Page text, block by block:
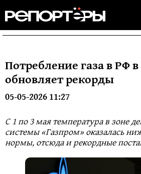
Потребление газа в РФ
обновляет рекорды
05-05-2026 11:27
C 1 по 3 мая температура в зоне
системы «Газпром» оказалась
нормы, отсюда и рекордные